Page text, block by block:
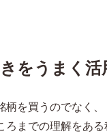
をうまく活
柄を買うのでなく
ろまでの理解をあ